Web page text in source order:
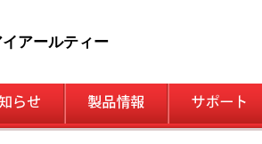
アールティー